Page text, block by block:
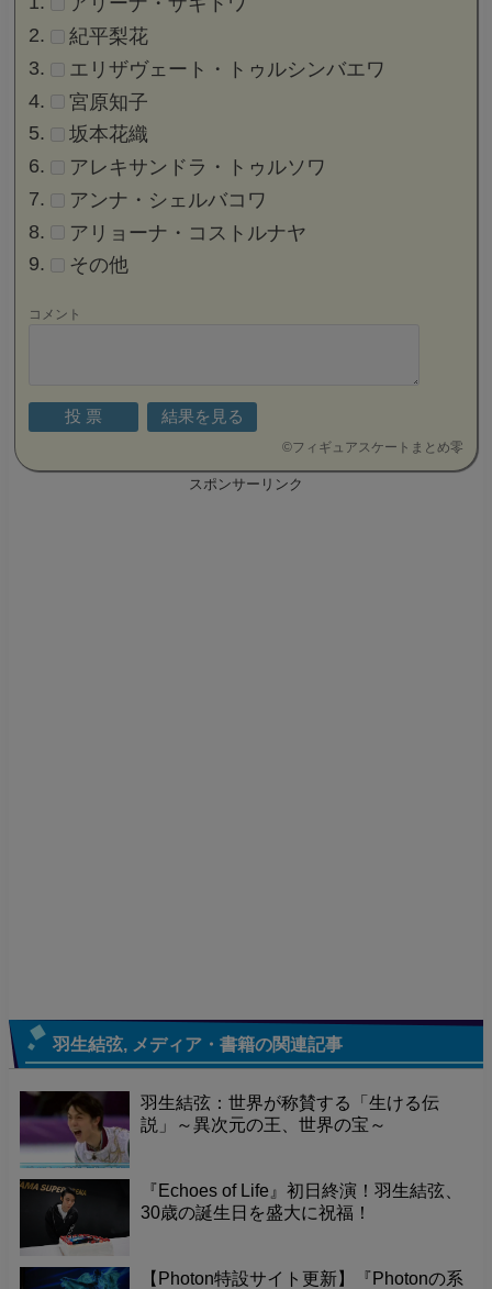
紀平梨花
エリザヴェート・トゥルシンバエワ
宮原知子
坂本花織
アレキサンドラ・トゥルソワ
アンナ・シェルバコワ
アリョーナ・コストルナヤ
その他
コメント
©フィギュアスケートまとめ零
スポンサーリンク
羽生結弦, メディア・書籍の関連記事
羽生結弦：世界が称賛する「生ける伝
説」～異次元の王、世界の宝～
『Echoes of Life』初日終演！羽生結弦、
30歳の誕生日を盛大に祝福！
【Photon特設サイト更新】『Photonの系